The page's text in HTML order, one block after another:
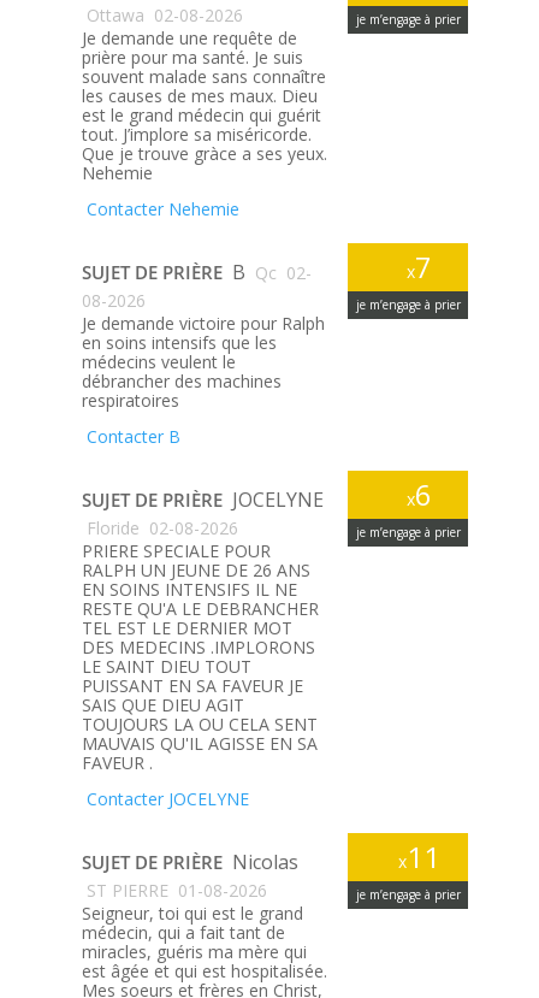
je m’engage à prier
Ottawa 02-08-2026
Je demande une requête de
prière pour ma santé. Je suis
souvent malade sans connaître
les causes de mes maux. Dieu
est le grand médecin qui guérit
tout. J’implore sa miséricorde.
Que je trouve gràce a ses yeux.
Nehemie
Contacter Nehemie
x7
je m’engage à prier
SUJET DE PRIÈRE B Qc 02-
08-2026
Je demande victoire pour Ralph
en soins intensifs que les
médecins veulent le
débrancher des machines
respiratoires
Contacter B
x6
je m’engage à prier
SUJET DE PRIÈRE JOCELYNE
Floride 02-08-2026
PRIERE SPECIALE POUR
RALPH UN JEUNE DE 26 ANS
EN SOINS INTENSIFS IL NE
RESTE QU'A LE DEBRANCHER
TEL EST LE DERNIER MOT
DES MEDECINS .IMPLORONS
LE SAINT DIEU TOUT
PUISSANT EN SA FAVEUR JE
SAIS QUE DIEU AGIT
TOUJOURS LA OU CELA SENT
MAUVAIS QU'IL AGISSE EN SA
FAVEUR .
Contacter JOCELYNE
x11
je m’engage à prier
SUJET DE PRIÈRE Nicolas
ST PIERRE 01-08-2026
Seigneur, toi qui est le grand
médecin, qui a fait tant de
miracles, guéris ma mère qui
est âgée et qui est hospitalisée.
Mes soeurs et frères en Christ,